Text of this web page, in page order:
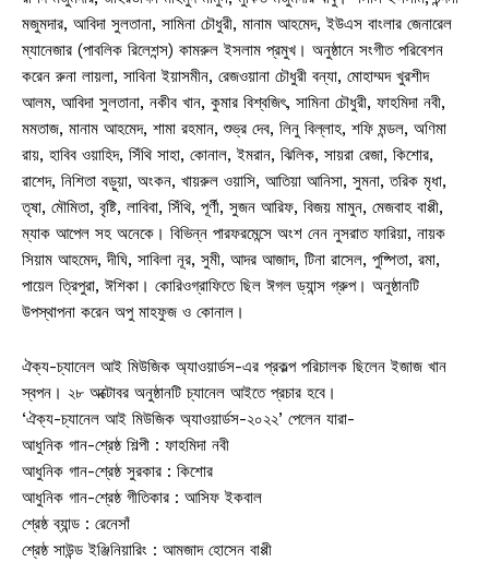
মজুমদার, আবিদা সুলতানা, সামিনা চৌধুরী, মানাম আহমেদ, ইউএস বাংলার জেনারেল
ম্যানেজার (পাবলিক রিলেশন্স) কামরুল ইসলাম প্রমুখ। অনুষ্ঠানে সংগীত পরিবেশন
করেন রুনা লায়লা, সাবিনা ইয়াসমীন, রেজওয়ানা চৌধুরী বন্যা, মোহাম্মদ খুরশীদ
আলম, আবিদা সুলতানা, নকীব খান, কুমার বিশ্বজিৎ, সামিনা চৌধুরী, ফাহমিদা নবী,
মমতাজ, মানাম আহমেদ, শামা রহমান, শুভ্র দেব, লিনু বিল্লাহ, শফি মন্ডল, অণিমা
রায়, হাবিব ওয়াহিদ, সিঁথি সাহা, কোনাল, ইমরান, ঝিলিক, সায়রা রেজা, কিশোর,
রাশেদ, নিশিতা বড়ুয়া, অংকন, খায়রুল ওয়াসি, আতিয়া আনিসা, সুমনা, তরিক মৃধা,
তৃষা, মৌমিতা, বৃষ্টি, লাবিবা, সিঁথি, পূর্ণী, সুজন আরিফ, বিজয় মামুন, মেজবাহ বাপ্পী,
ম্যাক আপেল সহ অনেকে। বিভিন্ন পারফরমেন্সে অংশ নেন নুসরাত ফারিয়া, নায়ক
সিয়াম আহমেদ, দীঘি, সাবিলা নূর, সুমী, আদর আজাদ, টিনা রাসেল, পুষ্পিতা, রমা,
পায়েল ত্রিপুরা, ঈশিকা। কোরিওগ্রাফিতে ছিল ঈগল ড্যান্স গ্রুপ। অনুষ্ঠানটি
উপস্থাপনা করেন অপু মাহফুজ ও কোনাল।
ঐক্য-চ্যানেল আই মিউজিক অ্যাওয়ার্ডস-এর প্রকল্প পরিচালক ছিলেন ইজাজ খান
স্বপন। ২৮ অক্টোবর অনুষ্ঠানটি চ্যানেল আইতে প্রচার হবে।
‘ঐক্য-চ্যানেল আই মিউজিক অ্যাওয়ার্ডস-২০২২’ পেলেন যারা-
আধুনিক গান-শ্রেষ্ঠ শিল্পী : ফাহমিদা নবী
আধুনিক গান-শ্রেষ্ঠ সুরকার : কিশোর
আধুনিক গান-শ্রেষ্ঠ গীতিকার : আসিফ ইকবাল
শ্রেষ্ঠ ব্যান্ড : রেনেসাঁ
শ্রেষ্ঠ সাউন্ড ইঞ্জিনিয়ারিং : আমজাদ হোসেন বাপ্পী